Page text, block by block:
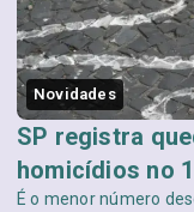
Novidades
SP registra
homicídios no
É o menor número